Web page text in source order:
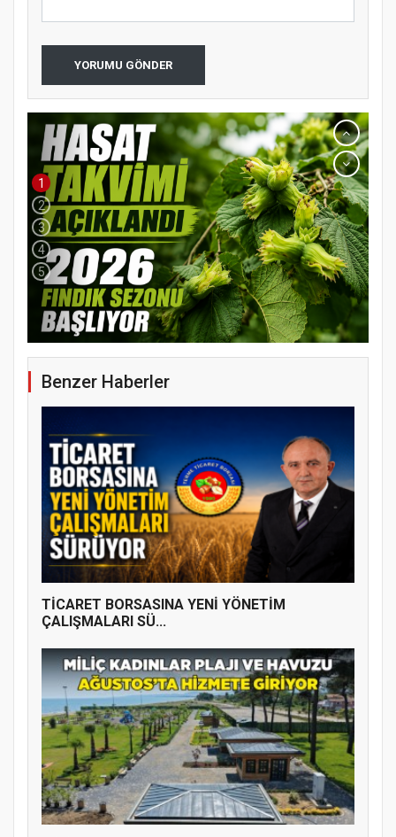
YORUMU GÖNDER
YENİ PARTİ TERME İLÇE BAŞKANLIĞINDA
ÜYE KATILIM PROGRAMI
1
2
3
4
5
Benzer Haberler
TİCARET BORSASINA YENİ YÖNETİM
ÇALIŞMALARI SÜ...